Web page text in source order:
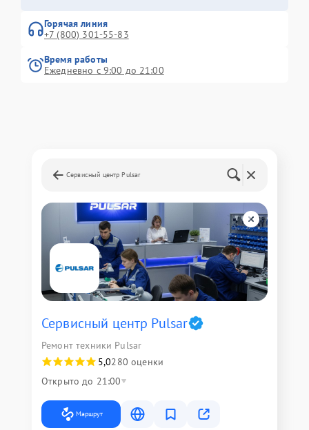
Горячая линия
+7 (800) 301-55-83
Время работы
Ежедневно с 9:00 до 21:00
Сервисный центр Pulsar
Сервисный центр Pulsar
Ремонт техники Pulsar
5,0280 оценки
Открыто до 21:00
Маршрут